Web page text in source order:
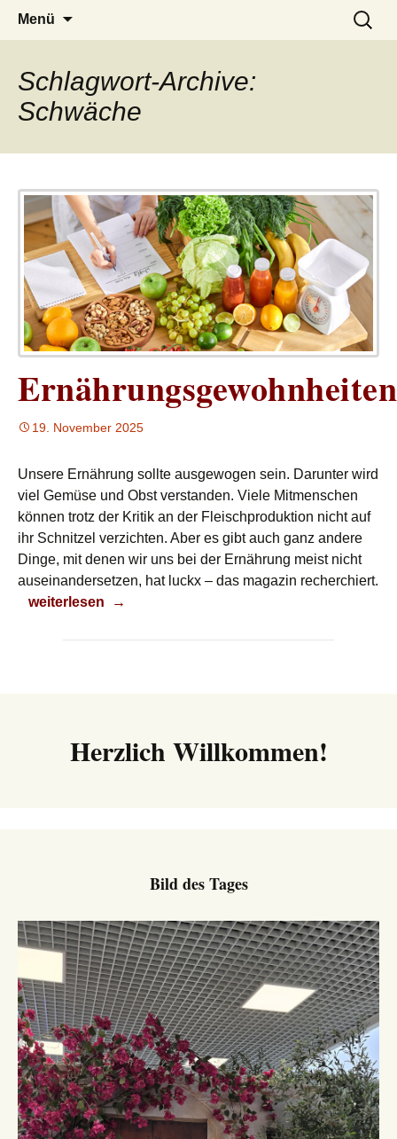
LUCKX
– das Magazin
Menü
Suchen
nach:
Schlagwort-Archive:
Schwäche
Ernährungsgewohnheiten
19. November 2025
Unsere Ernährung sollte ausgewogen sein. Darunter wird
viel Gemüse und Obst verstanden. Viele Mitmenschen
können trotz der Kritik an der Fleischproduktion nicht auf
ihr Schnitzel verzichten. Aber es gibt auch ganz andere
Dinge, mit denen wir uns bei der Ernährung meist nicht
auseinandersetzen, hat luckx – das magazin recherchiert.
Ernährungsgewohnheiten
weiterlesen →
Herzlich Willkommen!
Bild des Tages